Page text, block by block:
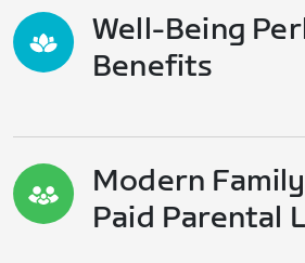
Well-Being
Benefits
Modern
Paid Parental